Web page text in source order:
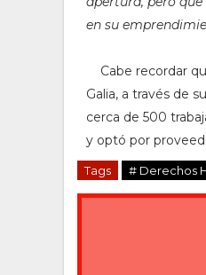
en su
Cabe recordar
Galia, a través de
cerca de 500
y optó por
Tags # Derechos